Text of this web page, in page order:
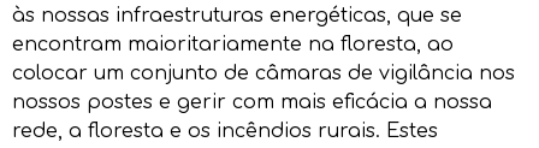
às nossas infraestruturas energéticas, que se
encontram maioritariamente na floresta, ao
colocar um conjunto de câmaras de vigilância nos
nossos postes e gerir com mais eficácia a nossa
rede, a floresta e os incêndios rurais. Estes